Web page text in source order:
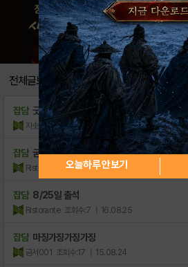
전체글보기
잡담 굿모닝~~ 늦은 아침 드십시다
지솟현 조회수:2 | 18.12.07
잡담 굳밤~
Ristorante 조회수:4 | 16.08.25
잡담 8/25일 출석
Ristorante 조회수:7 | 16.08.25
잡담 마징가징가징가징
금서001 조회수:17 | 15.08.24
오늘하루 안보기